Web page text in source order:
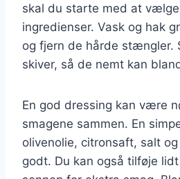
skal du starte med at
ingredienser. Vask og hak
og fjern de hårde stængler.
skiver, så de nemt kan
En god dressing kan være
smagene sammen. En
olivenolie, citronsaft, salt
godt. Du kan også tilføje